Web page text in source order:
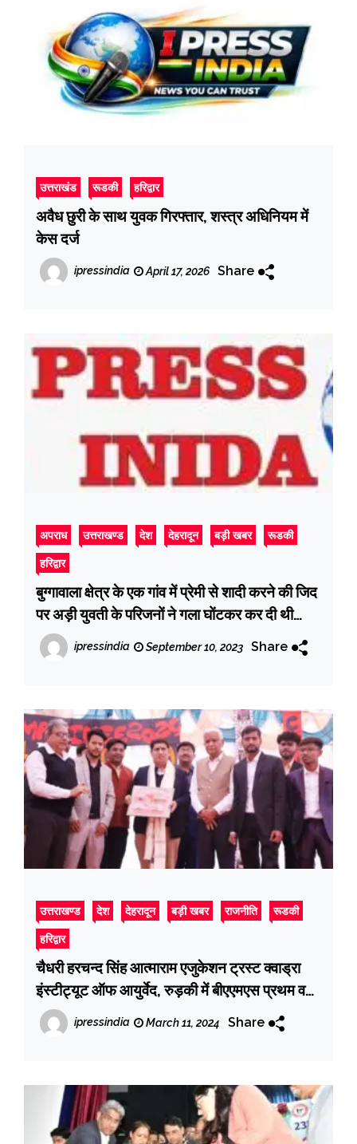
उत्तराखंड रूडकी हरिद्वार
अवैध छुरी के साथ युवक गिरफ्तार, शस्त्र अधिनियम में
केस दर्ज
ipressindia April 17, 2026 Share
अपराध उत्तराखण्ड देश देहरादून बड़ी खबर रूडकी
हरिद्वार
बुग्गावाला क्षेत्र के एक गांव में प्रेमी से शादी करने की जिद
पर अड़ी युवती के परिजनों ने गला घोंटकर कर दी थी
उसकी हत्या
ipressindia September 10, 2023 Share
उत्तराखण्ड देश देहरादून बड़ी खबर राजनीति रूडकी
हरिद्वार
चैधरी हरचन्द सिंह आत्माराम एजुकेशन ट्रस्ट क्वाड्रा
इंस्टीट्यूट ऑफ आयुर्वेद, रुड़की में बीएएमएस प्रथम वर्ष
नव-आंगतुक छात्र-छात्राओं का स्वागत कार्यक्रम किया
गया आयोजित
ipressindia March 11, 2024 Share